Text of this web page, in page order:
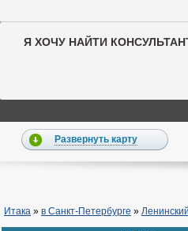
Я ХОЧУ НАЙТИ
Развернуть карту
Итака » в Санкт-Петербурге »